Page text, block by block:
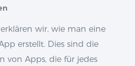
wir, wie man eine
erstellt. Dies sind die
von Apps, die für jedes